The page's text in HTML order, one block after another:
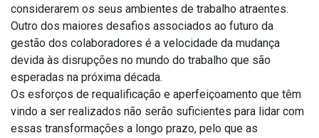
considerarem os seus ambientes de trabalho atraentes.
Outro dos maiores desafios associados ao futuro da
gestão dos colaboradores é a velocidade da mudança
devida às disrupções no mundo do trabalho que são
esperadas na próxima década.
Os esforços de requalificação e aperfeiçoamento que têm
vindo a ser realizados não serão suficientes para lidar com
essas transformações a longo prazo, pelo que as